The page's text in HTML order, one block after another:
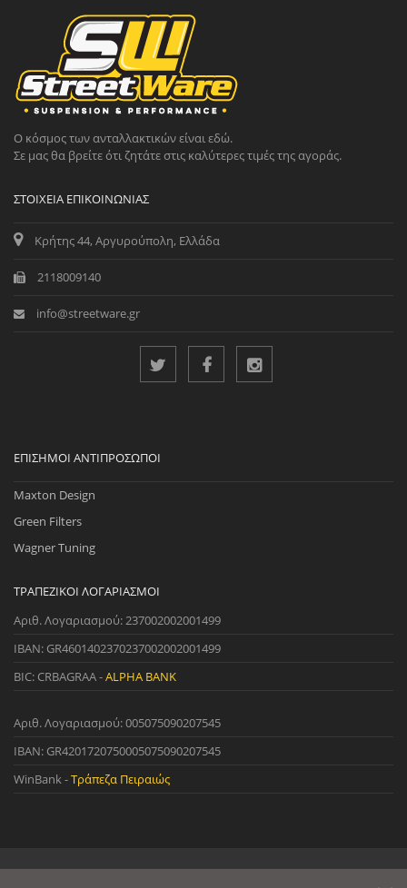
Ο κόσμος των ανταλλακτικών είναι εδώ.
Σε μας θα βρείτε ότι ζητάτε στις καλύτερες τιμές της αγοράς.
ΣΤΟΙΧΕΊΑ ΕΠΙΚΟΙΝΩΝΊΑΣ
Κρήτης 44, Αργυρούπολη, Ελλάδα
2118009140
info@streetware.gr
ΕΠΊΣΗΜΟΙ ΑΝΤΙΠΡΌΣΩΠΟΙ
Maxton Design
Green Filters
Wagner Tuning
ΤΡΑΠΕΖΙΚΟΊ ΛΟΓΑΡΙΑΣΜΟΊ
Αριθ. Λογαριασμού: 237002002001499
IBAN: GR4601402370237002002001499
BIC: CRBAGRAA -ALPHA BANK
Αριθ. Λογαριασμού: 005075090207545
IBAN: GR4201720750005075090207545
WinBank -Τράπεζα Πειραιώς
© 2022 StreetWare. All Rights Reserved. | Designed and Developedby